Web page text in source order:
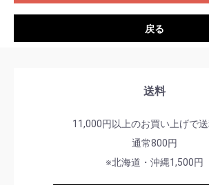
戻る
送料
11,000円以上のお買い上げで
通常800円
※北海道・沖縄1,500円